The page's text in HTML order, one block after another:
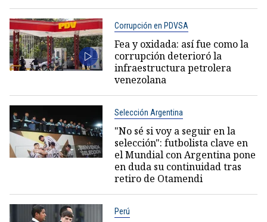
Corrupción en PDVSA
Fea y oxidada: así fue como la
corrupción deterioró la
infraestructura petrolera
venezolana
Selección Argentina
"No sé si voy a seguir en la
selección": futbolista clave en
el Mundial con Argentina pone
en duda su continuidad tras
retiro de Otamendi
Perú